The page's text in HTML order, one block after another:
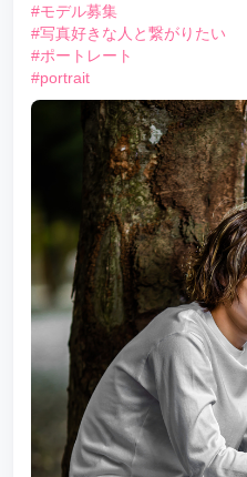
#モデル募集
#写真好きな人と繋がりたい
#ポートレート
#portrait